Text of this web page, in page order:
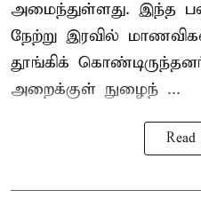
அமைந்துள்ளது. இந்த
நேற்று இரவில்
தூங்கிக்
அறைக்குள் நுழைந் ...